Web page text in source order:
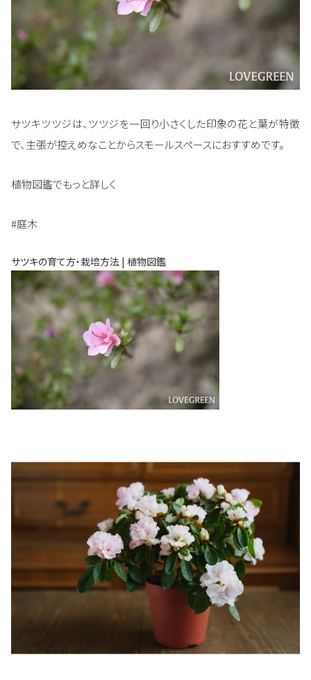
サツキツツジは、ツツジを一回り小さくした印象の花と葉が特徴
で、主張が控えめなことからスモールスペースにおすすめです。
植物図鑑でもっと詳しく
#庭木
サツキの育て方・栽培方法 | 植物図鑑